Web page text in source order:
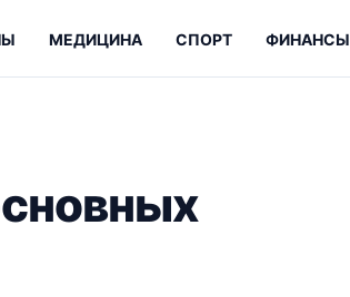
МЕДИЦИНА СПОРТ ФИНАНСЫ